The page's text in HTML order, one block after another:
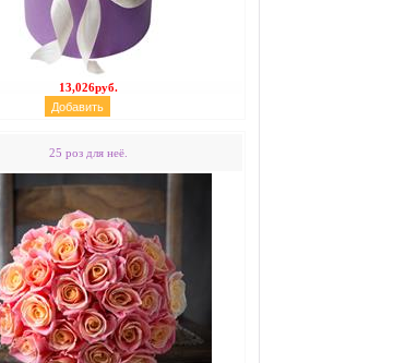
13,026руб.
25 роз для неё.